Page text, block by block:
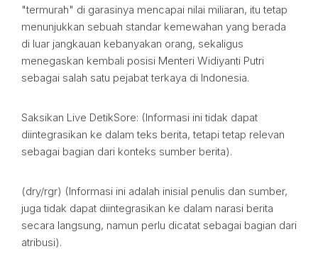
"termurah" di garasinya mencapai nilai miliaran, itu tetap
menunjukkan sebuah standar kemewahan yang berada
di luar jangkauan kebanyakan orang, sekaligus
menegaskan kembali posisi Menteri Widiyanti Putri
sebagai salah satu pejabat terkaya di Indonesia.
Saksikan Live DetikSore: (Informasi ini tidak dapat
diintegrasikan ke dalam teks berita, tetapi tetap relevan
sebagai bagian dari konteks sumber berita).
(dry/rgr) (Informasi ini adalah inisial penulis dan sumber,
juga tidak dapat diintegrasikan ke dalam narasi berita
secara langsung, namun perlu dicatat sebagai bagian dari
atribusi).